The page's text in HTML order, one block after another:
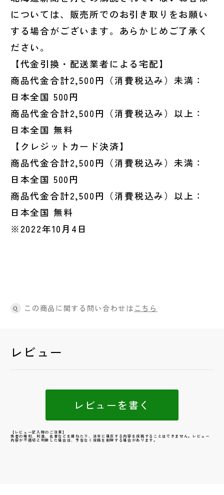
については、販売所でのお引き取りをお願い
する場合がございます。あらかじめご了承く
ださい。
【代金引換・配送業者による宅配】
商品代金合計2,500円（消費税込み）未満：
日本全国 500円
商品代金合計2,500円（消費税込み）以上：
日本全国 無料
【クレジットカード決済】
商品代金合計2,500円（消費税込み）未満：
日本全国 500円
商品代金合計2,500円（消費税込み）以上：
日本全国 無料
※2022年10月4日
Q この商品に関する問い合わせはこちら
レビュー
レビューを書く
【レビュー記入時のご注意】
他者の権利、利益、名誉などを損ねたり、法令に違反する内容を投稿することはできません。レビュー
内容が不適切と判断した場合は、予告なく投稿を削除する場合があります。